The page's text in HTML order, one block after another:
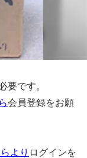
要です。
会員登録をお願
より ログインを